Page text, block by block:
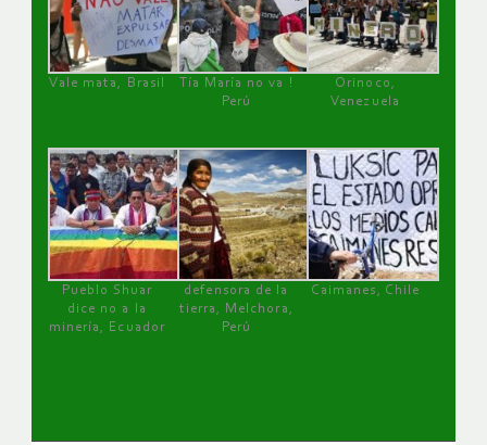
Vale mata, Brasil
Tía María no va !
Perú
Orinoco,
Venezuela
Pueblo Shuar
dice no a la
minería, Ecuador
defensora de la
tierra, Melchora,
Perú
Caimanes, Chile